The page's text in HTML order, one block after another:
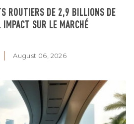
ROUTIERS DE 2,9 BILLIONS DE
SUR LE MARCHÉ
August 06, 2026